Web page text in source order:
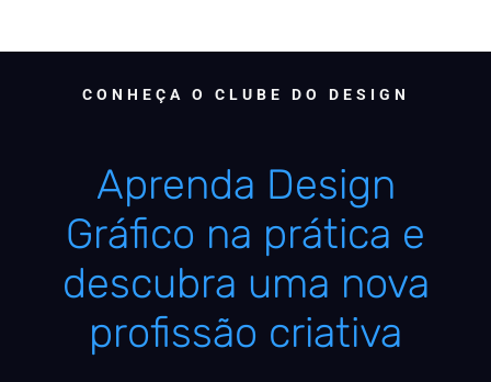
CONHEÇA O CLUBE DO DESIGN
Aprenda Design
Gráfico na prática e
descubra uma nova
profissão criativa